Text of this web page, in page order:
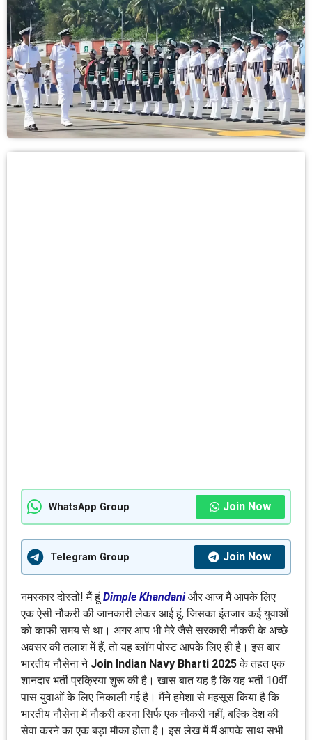
WhatsApp Group Join Now
Telegram Group Join Now
नमस्कार दोस्तों! मैं हूं Dimple Khandaniऔर आज मैं आपके लिए
एक ऐसी नौकरी की जानकारी लेकर आई हूं, जिसका इंतजार कई युवाओं
को काफी समय से था। अगर आप भी मेरे जैसे सरकारी नौकरी के अच्छे
अवसर की तलाश में हैं, तो यह ब्लॉग पोस्ट आपके लिए ही है। इस बार
भारतीय नौसेना ने Join Indian Navy Bharti 2025के तहत एक
शानदार भर्ती प्रक्रिया शुरू की है। खास बात यह है कि यह भर्ती 10वीं
पास युवाओं के लिए निकाली गई है। मैंने हमेशा से महसूस किया है कि
भारतीय नौसेना में नौकरी करना सिर्फ एक नौकरी नहीं, बल्कि देश की
सेवा करने का एक बड़ा मौका होता है। इस लेख में मैं आपके साथ सभी